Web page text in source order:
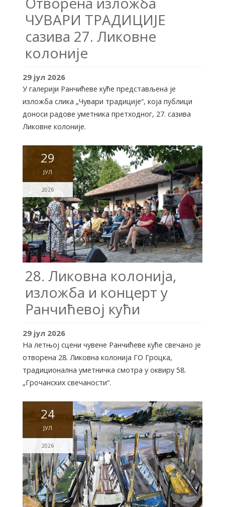
ЧУВАРИ ТРАДИЦИЈЕ
сазива 27. Ликовне
колоније
29 јул 2026
У галерији Ранчићеве куће представљена је
изложба слика „Чувари традиције“, која публици
доноси радове уметника претходног, 27. сазива
Ликовне колоније.
29
ЈУЛ
2026
28. Ликовна колонија,
изложба и концерт у
Ранчићевој кући
29 јул 2026
На летњој сцени чувене Ранчићеве куће свечано је
отворена 28. Ликовна колонија ГО Гроцка,
традиционална уметничка смотра у оквиру 58.
„Грочанских свечаности“.
24
ЈУЛ
2026